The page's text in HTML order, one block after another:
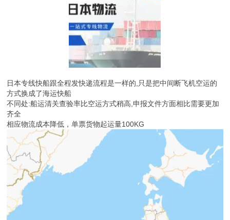
日本专线快船跟全程发快递流程是一样的,只是把中间断飞机空运的
方式换成了海运快船
不同处:船运清关查验率比空运方式稍高,申报文件方面相比需要更加
齐全
相应物流成本降低，单票货物起运量100KG